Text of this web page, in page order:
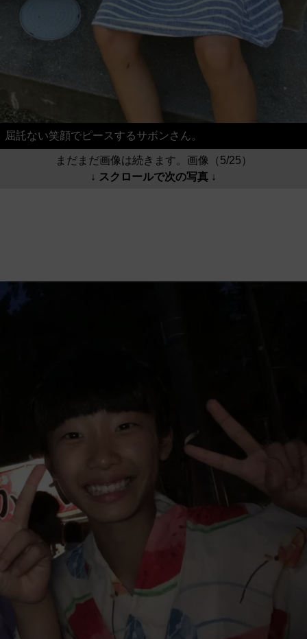
屈託ない笑顔でピースするサボンさん。
まだまだ画像は続きます。画像（5/25）
↓ スクロールで次の写真 ↓